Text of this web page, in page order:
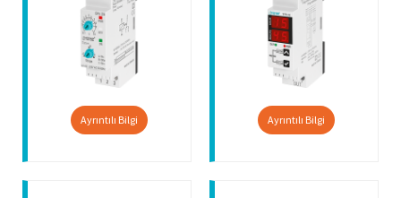
Ayrıntılı Bilgi Ayrıntılı Bilgi